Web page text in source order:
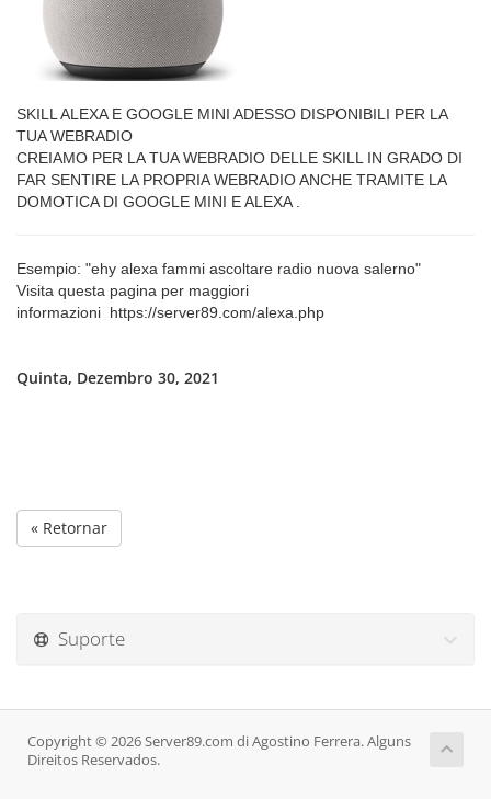
SKILL ALEXA E GOOGLE MINI ADESSO DISPONIBILI PER LA
TUA WEBRADIO
CREIAMO PER LA TUA WEBRADIO DELLE SKILL IN GRADO DI
FAR SENTIRE LA PROPRIA WEBRADIO ANCHE TRAMITE LA
DOMOTICA DI GOOGLE MINI E ALEXA .
Esempio: "ehy alexa fammi ascoltare radio nuova salerno"
Visita questa pagina per maggiori
informazioni https://server89.com/alexa.php
Quinta, Dezembro 30, 2021
« Retornar
Suporte
Copyright © 2026 Server89.com di Agostino Ferrera. Alguns
Direitos Reservados.